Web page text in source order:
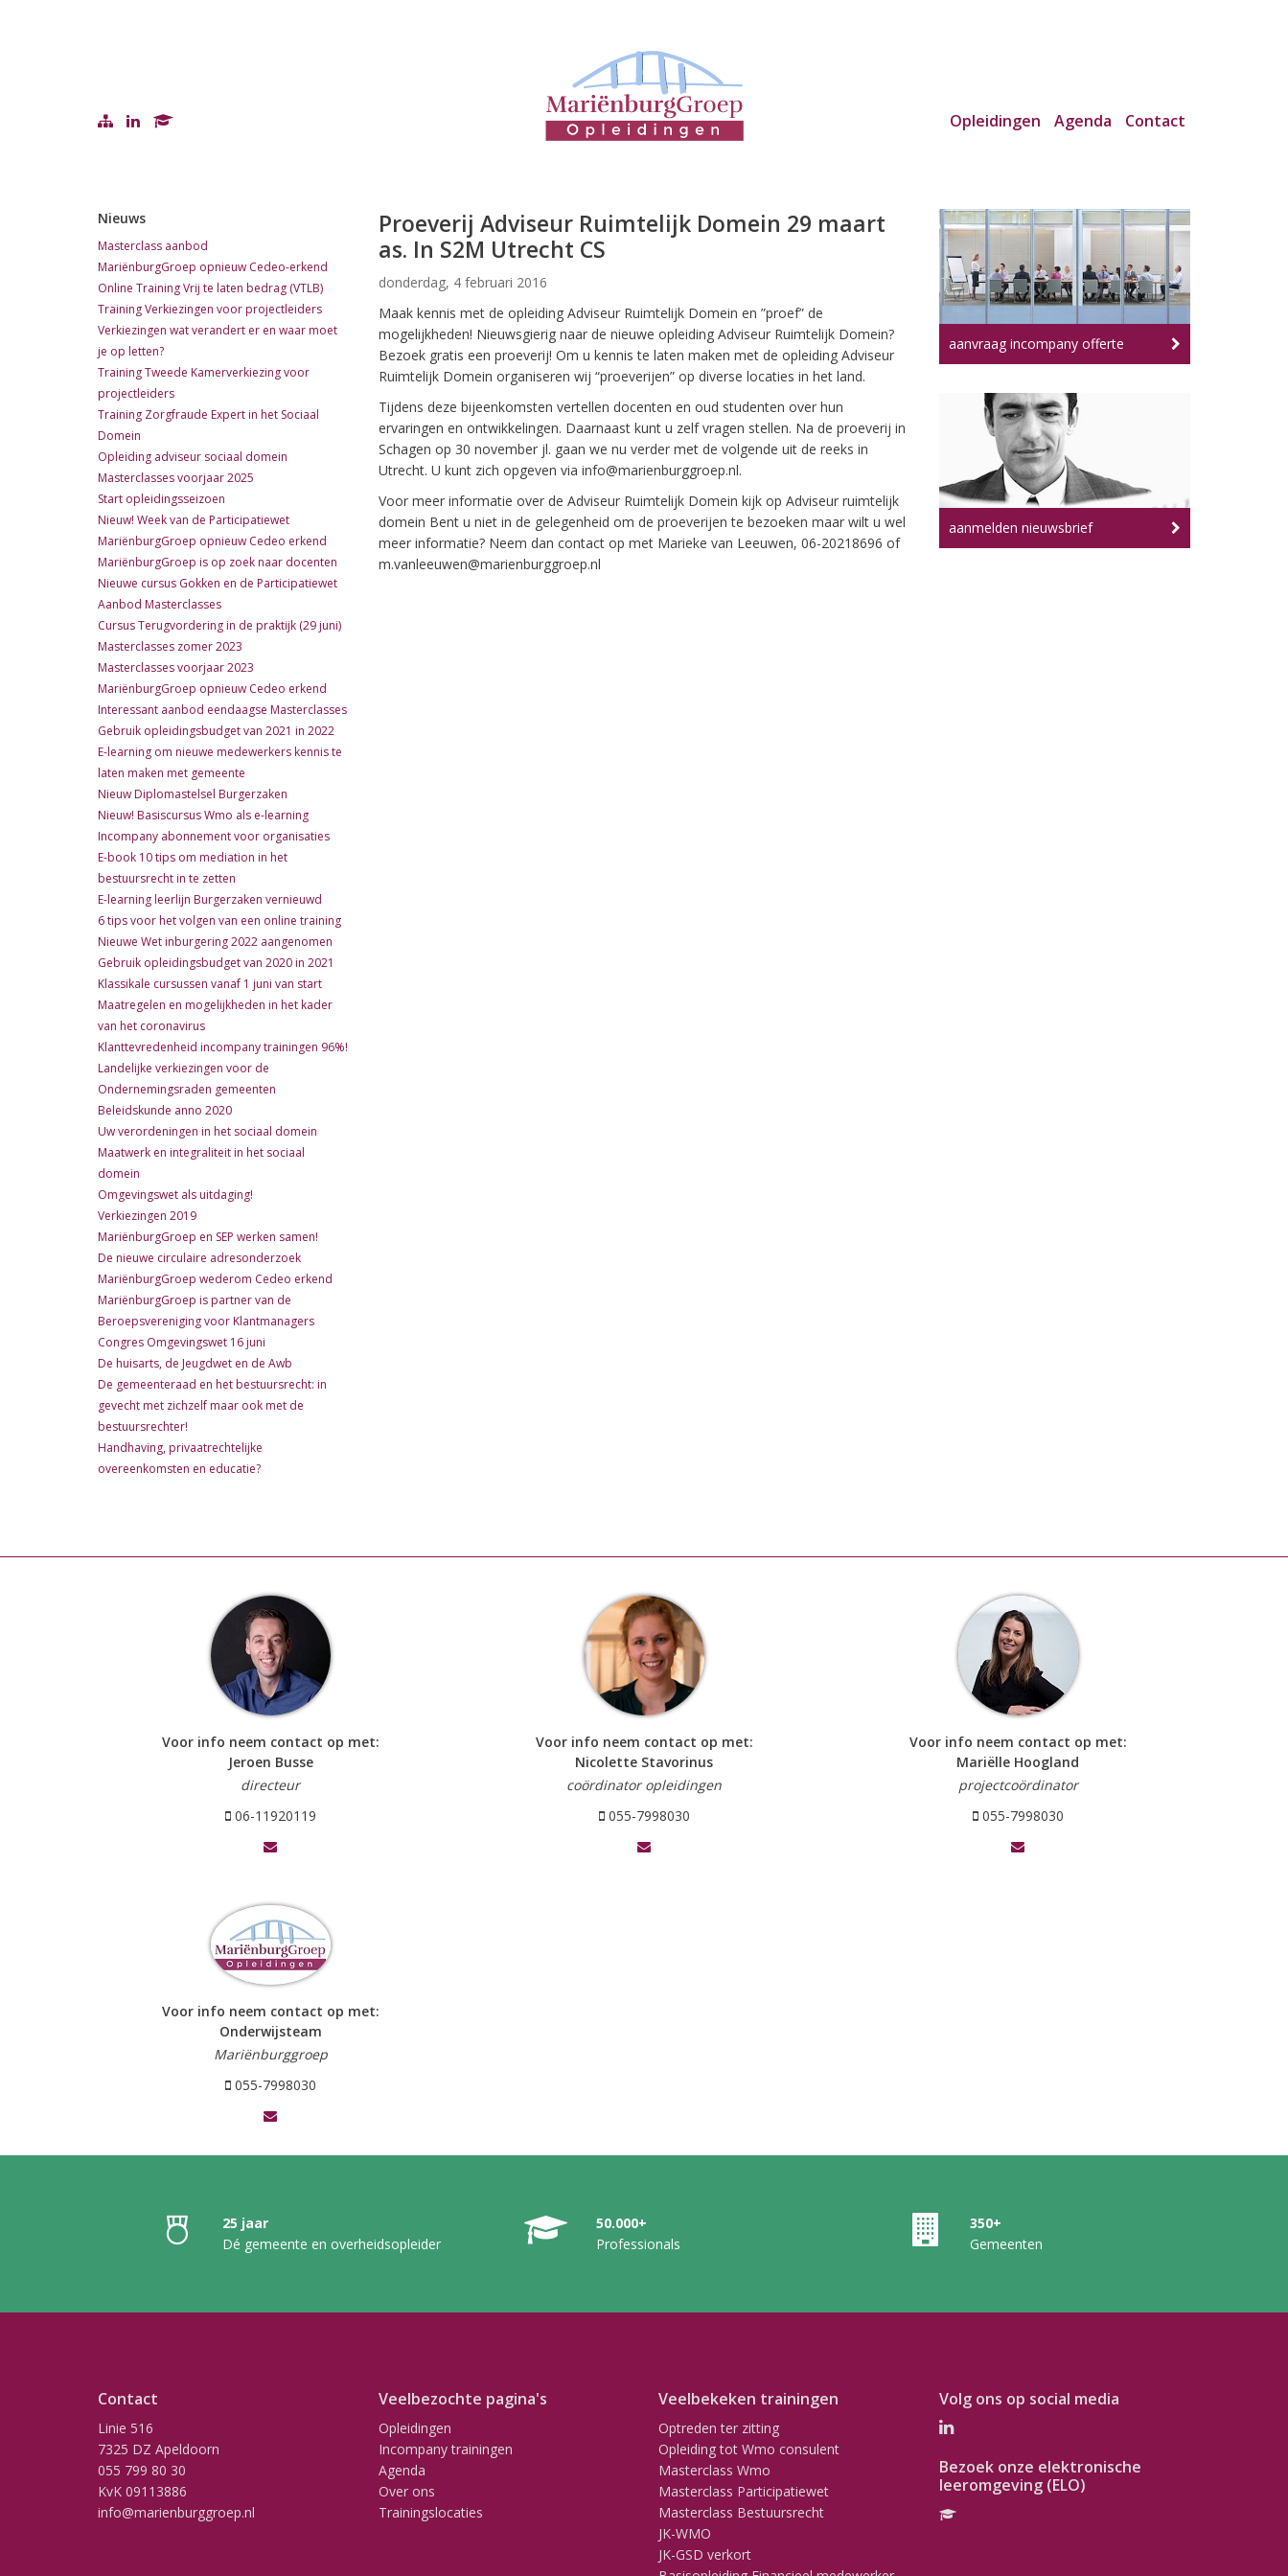
Opleidingen Agenda Contact
Nieuws
Masterclass aanbod
MariënburgGroep opnieuw Cedeo-erkend
Online Training Vrij te laten bedrag (VTLB)
Training Verkiezingen voor projectleiders
Verkiezingen wat verandert er en waar moet
je op letten?
Training Tweede Kamerverkiezing voor
projectleiders
Training Zorgfraude Expert in het Sociaal
Domein
Opleiding adviseur sociaal domein
Masterclasses voorjaar 2025
Start opleidingsseizoen
Nieuw! Week van de Participatiewet
MariënburgGroep opnieuw Cedeo erkend
MariënburgGroep is op zoek naar docenten
Nieuwe cursus Gokken en de Participatiewet
Aanbod Masterclasses
Cursus Terugvordering in de praktijk (29 juni)
Masterclasses zomer 2023
Masterclasses voorjaar 2023
MariënburgGroep opnieuw Cedeo erkend
Interessant aanbod eendaagse Masterclasses
Gebruik opleidingsbudget van 2021 in 2022
E-learning om nieuwe medewerkers kennis te
laten maken met gemeente
Nieuw Diplomastelsel Burgerzaken
Nieuw! Basiscursus Wmo als e-learning
Incompany abonnement voor organisaties
E-book 10 tips om mediation in het
bestuursrecht in te zetten
E-learning leerlijn Burgerzaken vernieuwd
6 tips voor het volgen van een online training
Nieuwe Wet inburgering 2022 aangenomen
Gebruik opleidingsbudget van 2020 in 2021
Klassikale cursussen vanaf 1 juni van start
Maatregelen en mogelijkheden in het kader
van het coronavirus
Klanttevredenheid incompany trainingen 96%!
Landelijke verkiezingen voor de
Ondernemingsraden gemeenten
Beleidskunde anno 2020
Uw verordeningen in het sociaal domein
Maatwerk en integraliteit in het sociaal
domein
Omgevingswet als uitdaging!
Verkiezingen 2019
MariënburgGroep en SEP werken samen!
De nieuwe circulaire adresonderzoek
MariënburgGroep wederom Cedeo erkend
MariënburgGroep is partner van de
Beroepsvereniging voor Klantmanagers
Congres Omgevingswet 16 juni
De huisarts, de Jeugdwet en de Awb
De gemeenteraad en het bestuursrecht: in
gevecht met zichzelf maar ook met de
bestuursrechter!
Handhaving, privaatrechtelijke
overeenkomsten en educatie?
Proeverij Adviseur Ruimtelijk Domein 29 maart
as. In S2M Utrecht CS
donderdag, 4 februari 2016
Maak kennis met de opleiding Adviseur Ruimtelijk Domein en ”proef” de
mogelijkheden! Nieuwsgierig naar de nieuwe opleiding Adviseur Ruimtelijk Domein?
Bezoek gratis een proeverij! Om u kennis te laten maken met de opleiding Adviseur
Ruimtelijk Domein organiseren wij “proeverijen” op diverse locaties in het land.
Tijdens deze bijeenkomsten vertellen docenten en oud studenten over hun
ervaringen en ontwikkelingen. Daarnaast kunt u zelf vragen stellen. Na de proeverij in
Schagen op 30 november jl. gaan we nu verder met de volgende uit de reeks in
Utrecht. U kunt zich opgeven via info@marienburggroep.nl.
Voor meer informatie over de Adviseur Ruimtelijk Domein kijk op Adviseur ruimtelijk
domein Bent u niet in de gelegenheid om de proeverijen te bezoeken maar wilt u wel
meer informatie? Neem dan contact op met Marieke van Leeuwen, 06-20218696 of
m.vanleeuwen@marienburggroep.nl
aanvraag incompany offerte
aanmelden nieuwsbrief
Voor info neem contact op met:
Jeroen Busse
directeur
06-11920119
Voor info neem contact op met:
Nicolette Stavorinus
coördinator opleidingen
055-7998030
Voor info neem contact op met:
Mariëlle Hoogland
projectcoördinator
055-7998030
Voor info neem contact op met:
Onderwijsteam
Mariënburggroep
055-7998030
25 jaar
Dé gemeente en overheidsopleider
50.000+
Professionals
350+
Gemeenten
Contact
Linie 516
7325 DZ Apeldoorn
055 799 80 30
KvK 09113886
info@marienburggroep.nl
Veelbezochte pagina's
Opleidingen
Incompany trainingen
Agenda
Over ons
Trainingslocaties
Veelbekeken trainingen
Optreden ter zitting
Opleiding tot Wmo consulent
Masterclass Wmo
Masterclass Participatiewet
Masterclass Bestuursrecht
JK-WMO
JK-GSD verkort
Volg ons op social media
Bezoek onze elektronische
leeromgeving (ELO)